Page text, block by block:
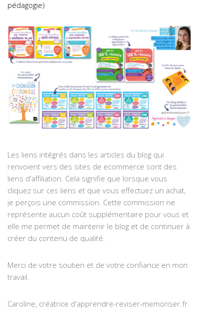
pédagogie)
Les liens intégrés dans les articles du blog qui
renvoient vers des sites de ecommerce sont des
liens d'affiliation. Cela signifie que lorsque vous
cliquez sur ces liens et que vous effectuez un achat,
je perçois une commission. Cette commission ne
représente aucun coût supplémentaire pour vous et
elle me permet de maintenir le blog et de continuer à
créer du contenu de qualité.
Merci de votre soutien et de votre confiance en mon
travail.
Caroline, créatrice d'apprendre-reviser-memoriser.fr